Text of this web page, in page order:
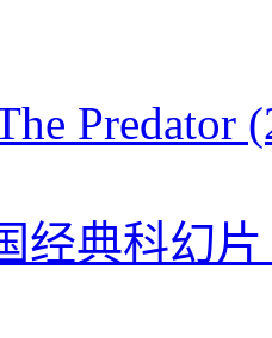
Predator
经典科幻